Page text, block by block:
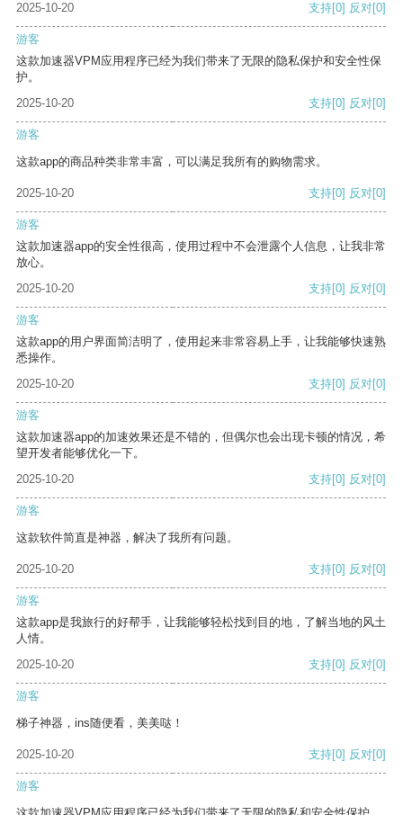
2025-10-20 支持[0] 反对[0]
游客
这款加速器VPM应用程序已经为我们带来了无限的隐私保护和安全性保
护。
2025-10-20
支持[0] 反对[0]
游客
这款app的商品种类非常丰富，可以满足我所有的购物需求。
2025-10-20 支持[0] 反对[0]
游客
这款加速器app的安全性很高，使用过程中不会泄露个人信息，让我非常
放心。
2025-10-20
支持[0] 反对[0]
游客
这款app的用户界面简洁明了，使用起来非常容易上手，让我能够快速熟
悉操作。
2025-10-20
支持[0] 反对[0]
游客
这款加速器app的加速效果还是不错的，但偶尔也会出现卡顿的情况，希
望开发者能够优化一下。
2025-10-20
支持[0] 反对[0]
游客
这款软件简直是神器，解决了我所有问题。
2025-10-20 支持[0] 反对[0]
游客
这款app是我旅行的好帮手，让我能够轻松找到目的地，了解当地的风土
人情。
2025-10-20
支持[0] 反对[0]
游客
梯子神器，ins随便看，美美哒！
2025-10-20 支持[0] 反对[0]
游客